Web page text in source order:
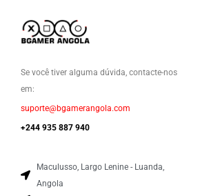
Se você tiver alguma dúvida, contacte-nos
em:
suporte@bgamerangola.com
+244 935 887 940
Maculusso, Largo Lenine - Luanda,
Angola